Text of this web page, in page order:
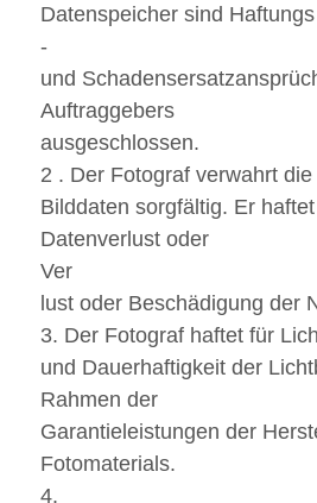
Datenspeicher sind Haftungs
-
und
Auftraggebers
ausgeschlossen.
2 . Der Fotograf verwahrt
Bilddaten sorgfältig. Er
Datenverlust oder
Ver
lust oder Beschädigung der
3. Der Fotograf haftet für
und Dauerhaftigkeit der
Rahmen der
Garantieleistungen der
Fotomaterials.
4.